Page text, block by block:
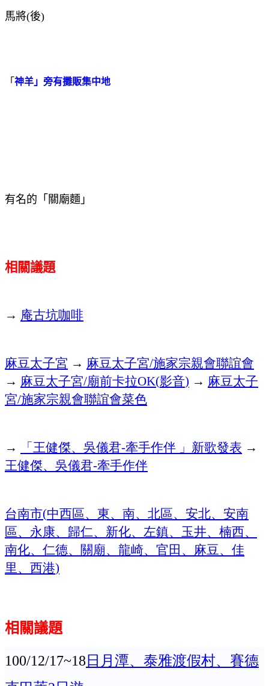
馬將(後)
「 神羊」旁有攤販集中地
有名的「關廟麵」
相關議題
→ 庵古坑咖啡
麻豆太子宮 → 麻豆太子宮/施家宗親會聯誼會
→ 麻豆太子宮/廟前卡拉OK(影音) → 麻豆太子
宮/施家宗親會聯誼會菜色
→ 「王健傑、吳儀君-牽手作伴 」新歌發表 →
王健傑、吳儀君-牽手作伴
台南市(中西區、東、南、北區、安北、安南
區、永康、歸仁、新化、左鎮、玉井、楠西、
南化、仁德、關廟、龍崎、官田、麻豆、佳
里、西港)
相關議題
100/12/17~18日月潭、泰雅渡假村、賽德